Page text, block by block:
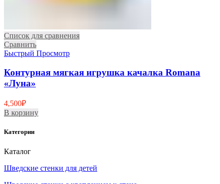
Список для сравнения
Сравнить
Быстрый Просмотр
Контурная мягкая игрушка качалка Romana
«Луна»
4,500₽
В корзину
Категории
Каталог
Шведские стенки для детей